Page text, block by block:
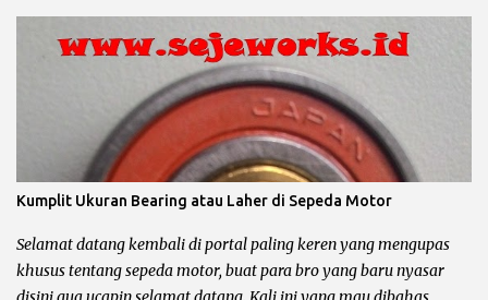
dikesampingkan dulu ya bro... Oli shock berfungsi untuk
melumasi shockbreaker, agar membantu pegas / per shock
meredam guncangan yang disebabkan karena medan jalan yang
terjal. Disamping itu oli shock juga harus mempunyai syarat atau
sifat khusus untuk menjaga kinerja shockbreaker agar tetap
optimal. Syarat atau Sifat Oli Shock Anti Karat : oli shock harus
mempunyai zat anti karat. Anti Panas : gesekan komponen part
dari shock depan yang diakibatkan karena adanya benturan
dengan medan jalan yang terjal akan mengakibatkan panas pada
komponen / part tersebut, maka oli shock harus bisa m...
Kumplit Ukuran Bearing atau Laher di Sepeda Motor
Selamat datang kembali di portal paling keren yang mengupas
khusus tentang sepeda motor, buat para bro yang baru nyasar